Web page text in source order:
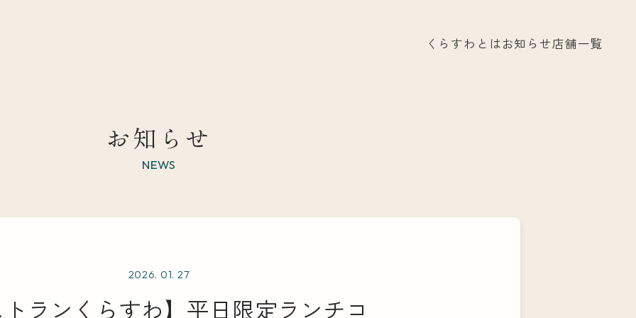
くらすわとはお知らせ店舗一覧
お知らせ
NEWS
2026. 01. 27
ランくらすわ】平日限定ランチコ